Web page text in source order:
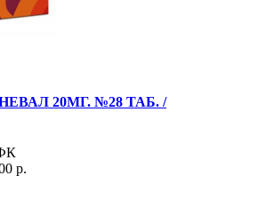
20МГ. №28 ТАБ. /
р.